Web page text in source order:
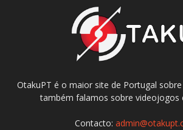
OtakuPT é o maior site de Portugal
também falamos sobre videojogos
Contacto: